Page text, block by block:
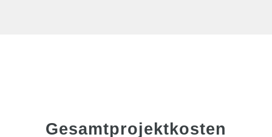
Gesamtprojektkosten